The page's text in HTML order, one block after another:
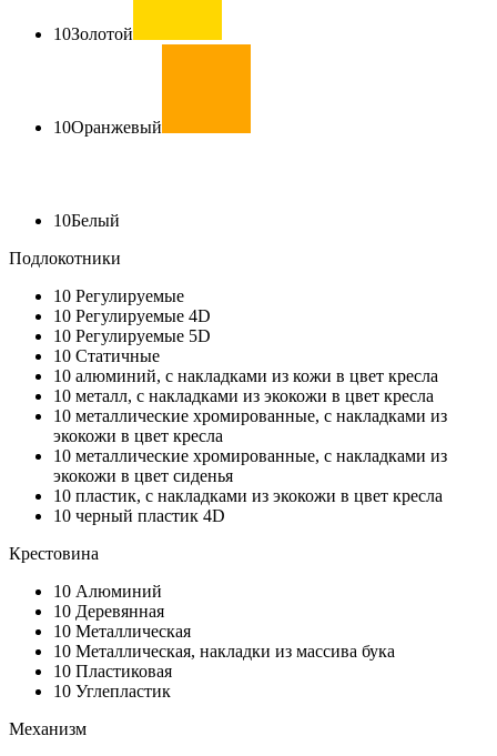
10Золотой
10Оранжевый
10Белый
Подлокотники
10 Регулируемые
10 Регулируемые 4D
10 Регулируемые 5D
10 Статичные
10 алюминий, с накладками из кожи в цвет кресла
10 металл, с накладками из экокожи в цвет кресла
10 металлические хромированные, с накладками из
экокожи в цвет кресла
10 металлические хромированные, с накладками из
экокожи в цвет сиденья
10 пластик, с накладками из экокожи в цвет кресла
10 черный пластик 4D
Крестовина
10 Алюминий
10 Деревянная
10 Металлическая
10 Металлическая, накладки из массива бука
10 Пластиковая
10 Углепластик
Механизм